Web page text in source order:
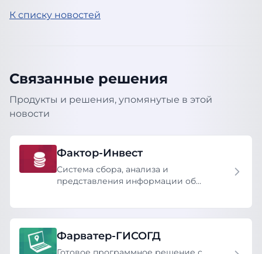
К списку новостей
Связанные решения
Продукты и решения, упомянутые в этой
новости
Фактор-Инвест
Система сбора, анализа и
представления информации об
Фарватер-ГИСОГД